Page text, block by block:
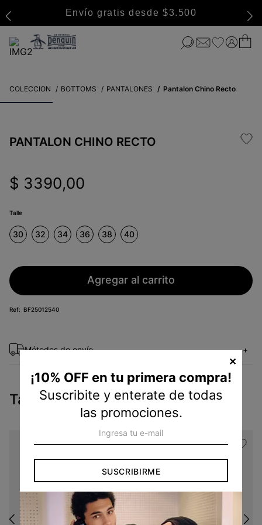
Envío gratis desde $3.500
COLECCION BOTTOMS PANTALONES Pantalon Chino Recto
PANTALON CHINO RECTO
$ 3390,00
Talle
30 32 34 36 38 40
Agregar al carrito
BF25012540
Métodos de envío +
Tambien te pueden interesar
¡10% OFF en tu primera compra!
Suscribite y enterate de todas
las promociones.
SUSCRIBIRME
✕